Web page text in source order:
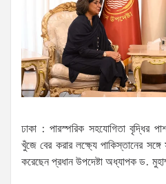
ঢাকা : পারস্পরিক সহযোগিতা বৃদ্ধির
খুঁজে বের করার লক্ষ্যে পাকিস্তানের
করেছেন প্রধান উপদেষ্টা অধ্যাপক ড.